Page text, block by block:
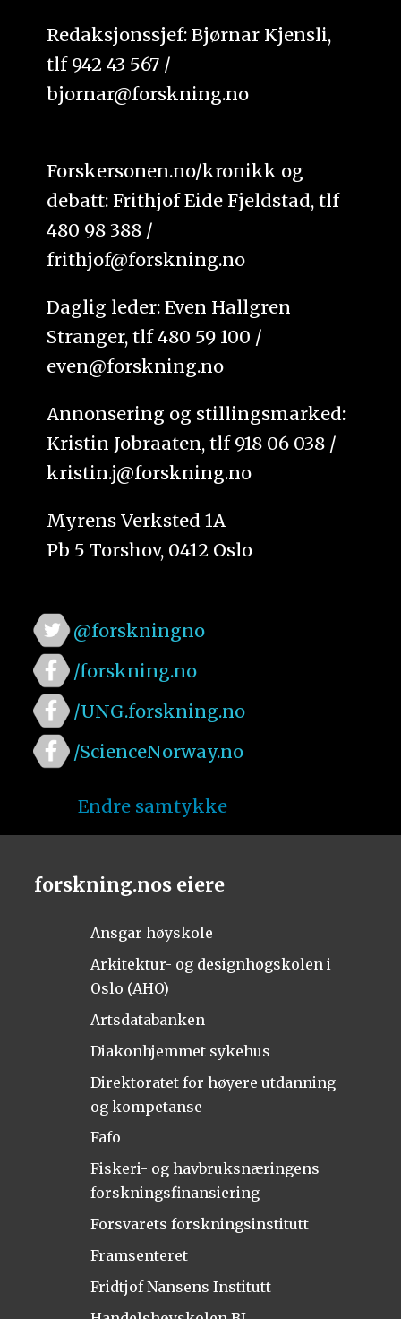
Redaksjonssjef: Bjørnar Kjensli,
tlf 942 43 567 /
bjornar@forskning.no
Forskersonen.no/kronikk og
debatt: Frithjof Eide Fjeldstad, tlf
480 98 388 /
frithjof@forskning.no
Daglig leder: Even Hallgren
Stranger, tlf 480 59 100 /
even@forskning.no
Annonsering og stillingsmarked:
Kristin Jobraaten, tlf 918 06 038 /
kristin.j@forskning.no
Myrens Verksted 1A
Pb 5 Torshov, 0412 Oslo
@forskningno
/forskning.no
/UNG.forskning.no
/ScienceNorway.no
Endre samtykke
forskning.nos eiere
Ansgar høyskole
Arkitektur- og designhøgskolen i
Oslo (AHO)
Artsdatabanken
Diakonhjemmet sykehus
Direktoratet for høyere utdanning
og kompetanse
Fafo
Fiskeri- og havbruksnæringens
forskningsfinansiering
Forsvarets forskningsinstitutt
Framsenteret
Fridtjof Nansens Institutt